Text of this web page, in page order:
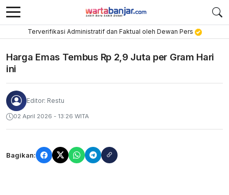
Terverifikasi Administratif dan Faktual oleh Dewan Pers
Harga Emas Tembus Rp 2,9 Juta per Gram Hari
ini
Editor: Restu
02 April 2026 - 13:26 WITA
Bagikan: